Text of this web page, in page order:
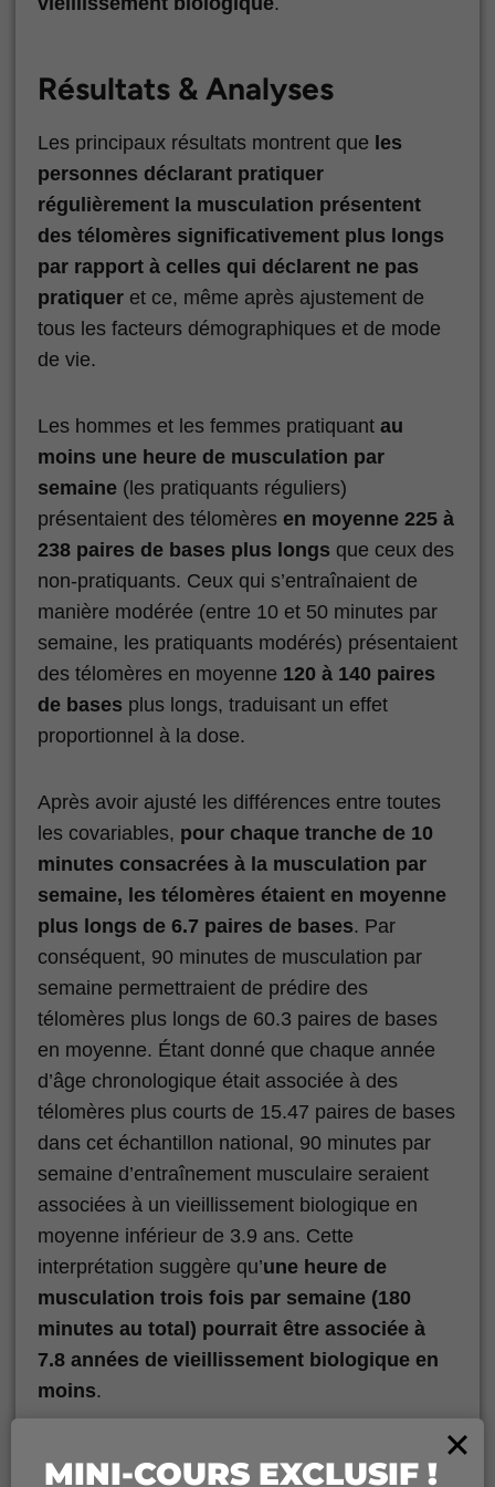
Résultats & Analyses
Les principaux résultats montrent que les
personnes déclarant pratiquer
régulièrement la musculation présentent
des télomères significativement plus longs
par rapport à celles qui déclarent ne pas
pratiquer et ce, même après ajustement de
tous les facteurs démographiques et de mode
de vie.
Les hommes et les femmes pratiquant au
moins une heure de musculation par
semaine (les pratiquants réguliers)
présentaient des télomères en moyenne 225 à
238 paires de bases plus longs que ceux des
non-pratiquants. Ceux qui s’entraînaient de
manière modérée (entre 10 et 50 minutes par
semaine, les pratiquants modérés) présentaient
des télomères en moyenne 120 à 140 paires
de bases plus longs, traduisant un effet
proportionnel à la dose.
Après avoir ajusté les différences entre toutes
les covariables, pour chaque tranche de 10
minutes consacrées à la musculation par
semaine, les télomères étaient en moyenne
plus longs de 6.7 paires de bases. Par
conséquent, 90 minutes de musculation par
semaine permettraient de prédire des
télomères plus longs de 60.3 paires de bases
en moyenne. Étant donné que chaque année
d’âge chronologique était associée à des
télomères plus courts de 15.47 paires de bases
dans cet échantillon national, 90 minutes par
semaine d’entraînement musculaire seraient
associées à un vieillissement biologique en
moyenne inférieur de 3.9 ans. Cette
interprétation suggère qu’une heure de
musculation trois fois par semaine (180
minutes au total) pourrait être associée à
7.8 années de vieillissement biologique en
moins.
Les résultats ont également confirmé plusieurs
MINI-COURS EXCLUSIF !